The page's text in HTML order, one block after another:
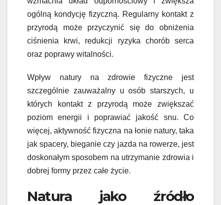
ogólną kondycję fizyczną. Regularny kontakt z
przyrodą może przyczynić się do obniżenia
ciśnienia krwi, redukcji ryzyka chorób serca
oraz poprawy witalności.
Wpływ natury na zdrowie fizyczne jest
szczególnie zauważalny u osób starszych, u
których kontakt z przyrodą może zwiększać
poziom energii i poprawiać jakość snu. Co
więcej, aktywność fizyczna na łonie natury, taka
jak spacery, bieganie czy jazda na rowerze, jest
doskonałym sposobem na utrzymanie zdrowia i
dobrej formy przez całe życie.
Natura jako źródło